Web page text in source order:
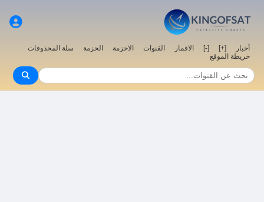
أخبار [+]
[-] الاقمار القنوات الاحزمة الحزمة
سلة المحذوفات
خريطة الموقع